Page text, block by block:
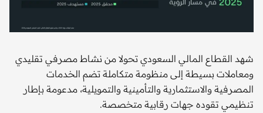
شهد القطاع المالي السعودي تحولا من نشاط مصرفي تقليدي
ومعاملات بسيطة إلى منظومة متكاملة تضم الخدمات
المصرفية والاستثمارية والتأمينية والتمويلية، مدعومة بإطار
تنظيمي تقوده جهات رقابية متخصصة.